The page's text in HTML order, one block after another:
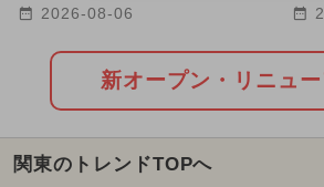
2026年2月のイベント
2025年10月のイベント
2024年4月のイベント
生！ ARやトランポリンで
2026-08-06
玉
新オープン・リニュ
関東のトレンドTOPへ